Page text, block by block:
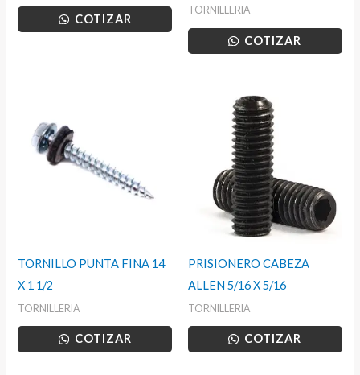
COTIZAR
TORNILLERIA
COTIZAR
TORNILLO PUNTA FINA 14
X 1 1/2
TORNILLERIA
COTIZAR
PRISIONERO CABEZA
ALLEN 5/16 X 5/16
TORNILLERIA
COTIZAR